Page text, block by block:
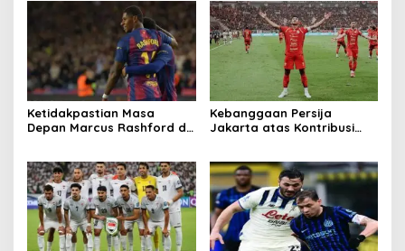
Ketidakpastian Masa
Depan Marcus Rashford di
Kebanggaan Persija
Jakarta atas Kontribusi